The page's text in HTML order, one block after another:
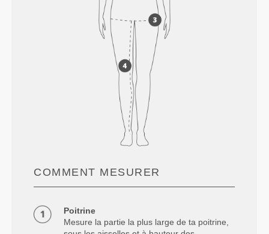
COMMENT MESURER
Poitrine
Mesure la partie la plus large de ta poitrine,